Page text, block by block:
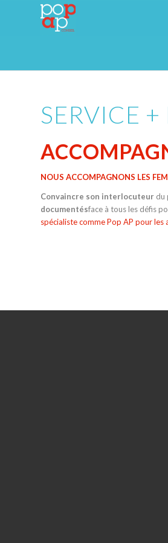
SERVICE
NOUS ACCOMPAGNONS LES
Convaincre son interlocuteur du
documentésface à tous les défis
spécialiste comme Pop AP pour